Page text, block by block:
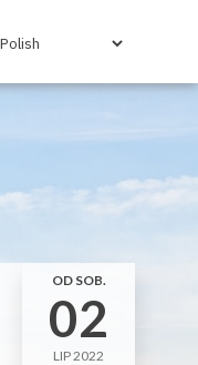
OD SOB.
02
LIP 2022